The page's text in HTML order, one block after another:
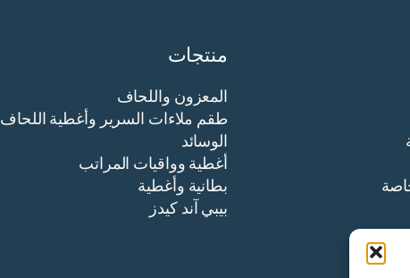
منتجات
المعزون واللحاف
طقم ملاءات السرير وأغطية اللحاف
الوسائد
أغطية وواقيات المراتب
بطانية وأغطية
بيبي آند كيدز